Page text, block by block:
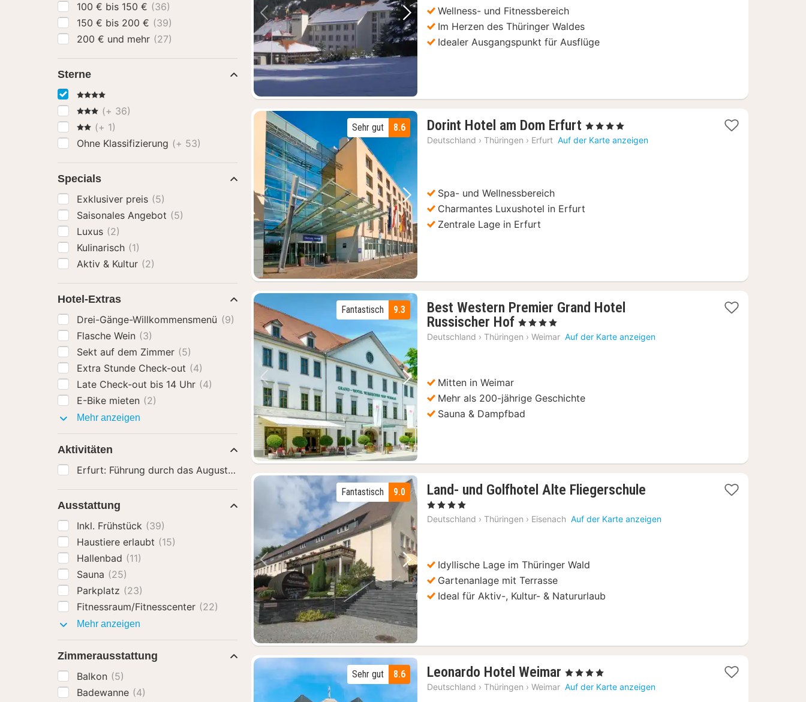
Vorheriges Bild Nächstes Bild
Wellness- und Fitnessbereich
Im Herzen des Thüringer Waldes
Idealer Ausgangspunkt für Ausflüge
Vorheriges Bild Nächstes Bild
8.6
Sehr gut Dorint Hotel am Dom Erfurt 1
Nacht
, 4 Sterne
Deutschland › Thüringen › Erfurt Auf der Karte anzeigen
Spa- und Wellnessbereich
Charmantes Luxushotel in Erfurt
Zentrale Lage in Erfurt
Vorheriges Bild Nächstes Bild
9.3
Fantastisch
Best Western Premier Grand Hotel
Russischer Hof 3
Nächte
, 4 Sterne
Deutschland › Thüringen › Weimar Auf der Karte anzeigen
Mitten in Weimar
Mehr als 200-jährige Geschichte
Sauna & Dampfbad
Vorheriges Bild Nächstes Bild
9.0
Fantastisch Land- und Golfhotel Alte Fliegerschule
ab
, 4 Sterne
Deutschland › Thüringen › Eisenach Auf der Karte anzeigen
Idyllische Lage im Thüringer Wald
Gartenanlage mit Terrasse
Ideal für Aktiv-, Kultur- & Natururlaub
8.6
Sehr gut Leonardo Hotel Weimar 1
Nacht
, 4 Sterne
Deutschland › Thüringen › Weimar Auf der Karte anzeigen
100 € bis 150 € (36)
150 € bis 200 € (39)
200 € und mehr (27)
Sterne
4 Sterne
3 Sterne(+ 36)
2 Sterne
(+ 1)
Ohne Klassifizierung (+ 53)
Specials
Exklusiver preis (5)
Saisonales Angebot (5)
Luxus (2)
Kulinarisch (1)
Aktiv & Kultur (2)
Hotel-Extras
Drei-Gänge-Willkommensmenü (9)
Flasche Wein (3)
Sekt auf dem Zimmer (5)
Extra Stunde Check-out (4)
Late Check-out bis 14 Uhr (4)
E-Bike mieten (2)
Mehr anzeigen
Aktivitäten
Ausstattung
Inkl. Frühstück (39)
Haustiere erlaubt (15)
Hallenbad (11)
Sauna (25)
Parkplatz (23)
Fitnessraum/Fitnesscenter (22)
Mehr anzeigen
Zimmerausstattung
Balkon (5)
Badewanne (4)